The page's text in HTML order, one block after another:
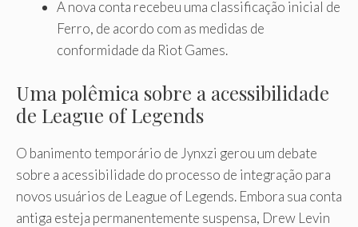
A nova conta recebeu uma classificação inicial de
Ferro, de acordo com as medidas de
conformidade da Riot Games.
Uma polêmica sobre a acessibilidade
de League of Legends
O banimento temporário de Jynxzi gerou um debate
sobre a acessibilidade do processo de integração para
novos usuários de League of Legends. Embora sua conta
antiga esteja permanentemente suspensa, Drew Levin